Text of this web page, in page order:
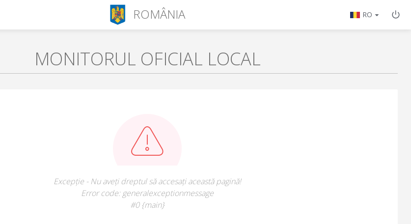
ROMÂNIA RO
MONITORUL OFICIAL LOCAL
Excepție - Nu aveți dreptul să accesați această pagină!
Error code: generalexceptionmessage
#0 {main}